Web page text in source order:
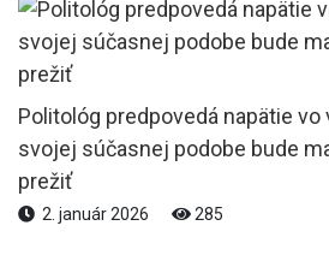
Politológ predpovedá napätie vo
svojej súčasnej podobe bude
prežiť
2. január 2026 285